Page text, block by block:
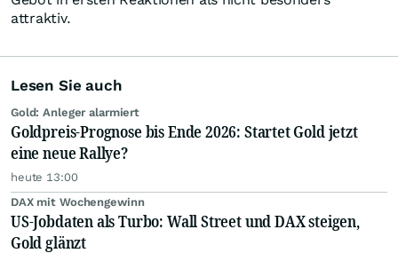
attraktiv.
Lesen Sie auch
Gold: Anleger alarmiert
Goldpreis-Prognose bis Ende 2026: Startet Gold jetzt
eine neue Rallye?
heute 13:00
DAX mit Wochengewinn
US-Jobdaten als Turbo: Wall Street und DAX steigen,
Gold glänzt